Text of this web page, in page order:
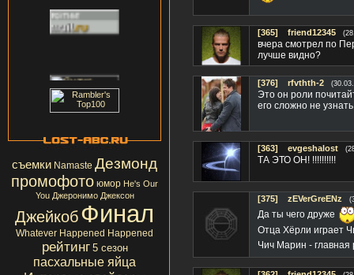
съемки Namaste Дезмонд
промофото юмор He's Our
You Джеронимо Джексон
ДжейкобФинал
Whatever Happened Happened
рейтинг 5 сезон
пасхальные яйца
[365] friend12345
вчера смотрел по
лучше видно?
[376] rfvthth-2
Это он роли
его сложно не
[363] evgeshalost
ТА ЭТО ОН! !!!!!!!!!!
[375] zEVerGreENz
Да ты чего друже
Отца Хёрли играет
Чич Марин -